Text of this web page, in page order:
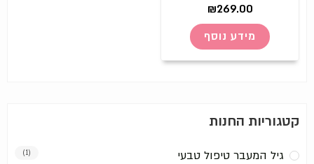
קטגוריות החנות
גיל המעבר טיפול טבעי (1)
₪269.00
מידע נוסף